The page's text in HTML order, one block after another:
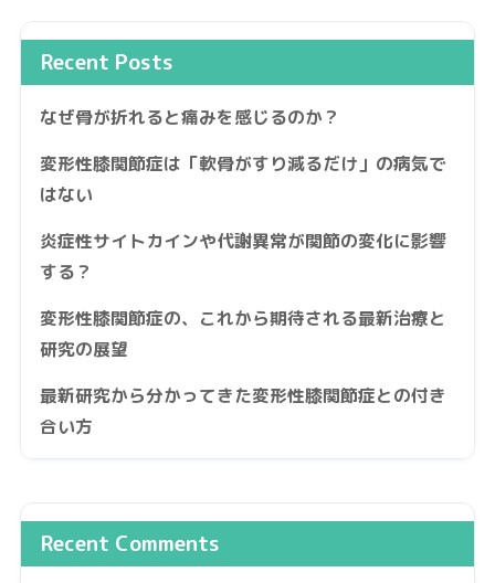
Recent Posts
なぜ骨が折れると痛みを感じるのか？
変形性膝関節症は「軟骨がすり減るだけ」の病気で
はない
炎症性サイトカインや代謝異常が関節の変化に影響
する？
変形性膝関節症の、これから期待される最新治療と
研究の展望
最新研究から分かってきた変形性膝関節症との付き
合い方
Recent Comments